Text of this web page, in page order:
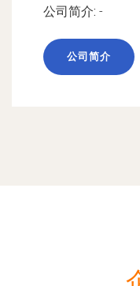
公司简介: -
公司简介